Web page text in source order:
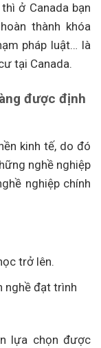
ở Canada bạn
thành khóa
pháp luật… là
tại Canada.
được định
kinh tế, do đó
nghề nghiệp
nghiệp chính
trở lên.
nghề đạt trình
lựa chọn được